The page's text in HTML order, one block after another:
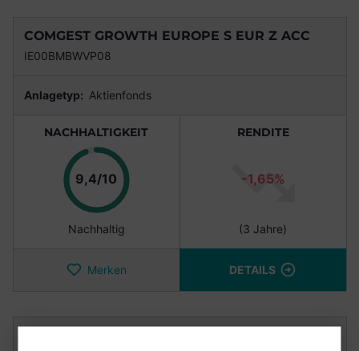
COMGEST GROWTH EUROPE S EUR Z ACC
IE00BMBWVP08
Anlagetyp: Aktienfonds
NACHHALTIGKEIT
9,4/10 Punkte
Nachhaltig
RENDITE
-1,65%
(3 Jahre)
Merken DETAILS